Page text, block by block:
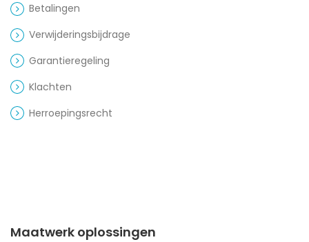
Betalingen
Verwijderingsbijdrage
Garantieregeling
Klachten
Herroepingsrecht
Maatwerk oplossingen